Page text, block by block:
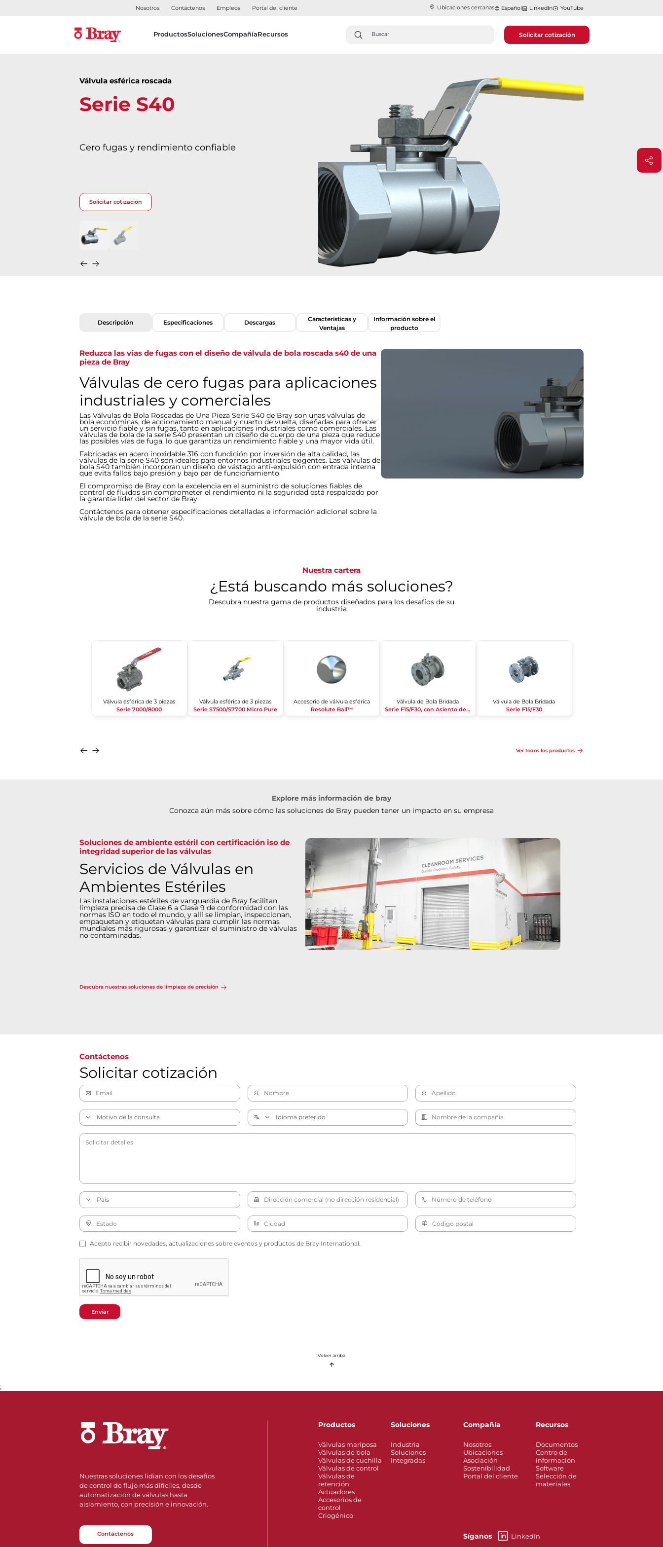
Nosotros Contáctenos Empleos Portal del cliente Ubicaciones cercanas Español LinkedIn YouTube
ProductosSolucionesCompañíaRecursos Solicitar cotización
Válvula esférica roscada
Serie S40
Cero fugas y rendimiento confiable
Solicitar cotización
Descripción Especificaciones Descargas
Características y
Ventajas
Información sobre el
producto
Reduzca las vías de fugas con el diseño de válvula de bola roscada s40 de una
pieza de Bray
Válvulas de cero fugas para aplicaciones
industriales y comerciales
Las Válvulas de Bola Roscadas de Una Pieza Serie S40 de Bray son unas válvulas de
bola económicas, de accionamiento manual y cuarto de vuelta, diseñadas para ofrecer
un servicio fiable y sin fugas, tanto en aplicaciones industriales como comerciales. Las
válvulas de bola de la serie S40 presentan un diseño de cuerpo de una pieza que reduce
las posibles vías de fuga, lo que garantiza un rendimiento fiable y una mayor vida útil.
Fabricadas en acero inoxidable 316 con fundición por inversión de alta calidad, las
válvulas de la serie S40 son ideales para entornos industriales exigentes. Las válvulas de
bola S40 también incorporan un diseño de vástago anti-expulsión con entrada interna
que evita fallos bajo presión y bajo par de funcionamiento.
El compromiso de Bray con la excelencia en el suministro de soluciones fiables de
control de fluidos sin comprometer el rendimiento ni la seguridad está respaldado por
la garantía líder del sector de Bray.
Contáctenos para obtener especificaciones detalladas e información adicional sobre la
válvula de bola de la serie S40.
Nuestra cartera
¿Está buscando más soluciones?
Descubra nuestra gama de productos diseñados para los desafíos de su
industria
Válvula esférica de 3 piezas
Serie 7000/8000
Válvula esférica de 3 piezas
Serie S7500/S7700 Micro Pure
Accesorio de válvula esférica
Resolute Ball™
Válvula de Bola Bridada
Serie F15/F30, con Asiento de Metal
Válvula de Bola Bridada
Serie F15/F30
Ver todos los productos
Explore más información de bray
Conozca aún más sobre cómo las soluciones de Bray pueden tener un impacto en su empresa
Soluciones de ambiente estéril con certificación iso de
integridad superior de las válvulas
Servicios de Válvulas en
Ambientes Estériles
Las instalaciones estériles de vanguardia de Bray facilitan
limpieza precisa de Clase 6 a Clase 9 de conformidad con las
normas ISO en todo el mundo, y allí se limpian, inspeccionan,
empaquetan y etiquetan válvulas para cumplir las normas
mundiales más rigurosas y garantizar el suministro de válvulas
no contaminadas.
Descubra nuestras soluciones de limpieza de precisión
Contáctenos
Solicitar cotización
Acepto recibir novedades, actualizaciones sobre eventos y productos de Bray International.
Enviar
Volver arriba
;
Nuestras soluciones lidian con los desafíos
de control de flujo más difíciles, desde
automatización de válvulas hasta
aislamiento, con precisión e innovación.
Contáctenos
Productos
Válvulas mariposa
Válvulas de bola
Válvulas de cuchilla
Válvulas de control
Válvulas de
retención
Actuadores
Accesorios de
control
Criogénico
Soluciones
Industria
Soluciones
Integradas
Compañía
Nosotros
Ubicaciones
Asociación
Sostenibilidad
Portal del cliente
Síganos LinkedIn
Recursos
Documentos
Centro de
información
Software
Selección de
materiales